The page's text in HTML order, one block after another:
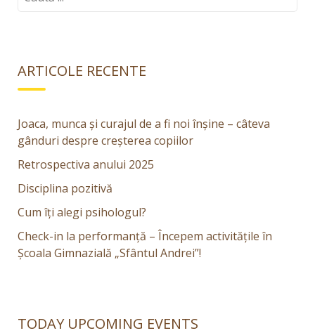
ARTICOLE RECENTE
Joaca, munca și curajul de a fi noi înșine – câteva
gânduri despre creșterea copiilor
Retrospectiva anului 2025
Disciplina pozitivă
Cum îți alegi psihologul?
Check-in la performanță – Începem activitățile în
Școala Gimnazială „Sfântul Andrei”!
TODAY UPCOMING EVENTS